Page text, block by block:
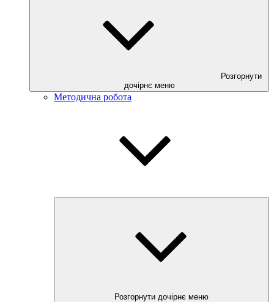
Розгорнути
дочірнє меню
Методична робота
Розгорнути дочірнє меню